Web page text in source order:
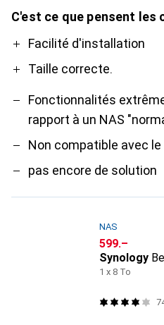
C'est ce que pensent les
ProFacilité d'installation
Taille correcte.
Contre
Fonctionnalités
rapport à un NAS
Non compatible avec le
pas encore de solution
NAS
CHF
599.–
Synology
1 x 8 To